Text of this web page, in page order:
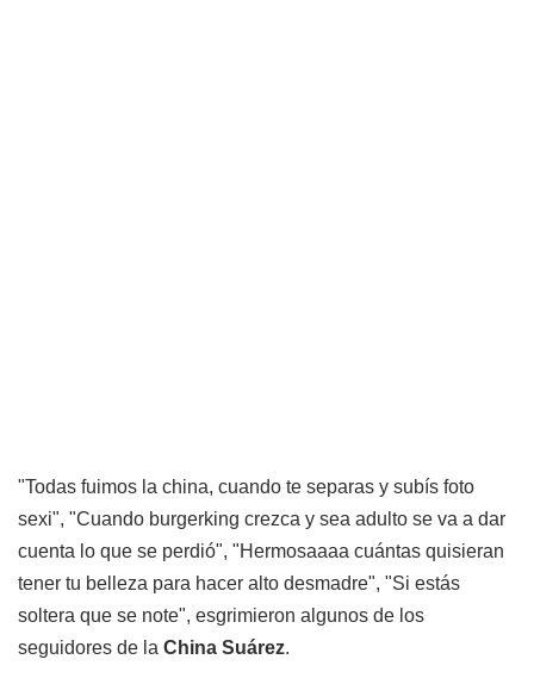
"Todas fuimos la china, cuando te separas y subís foto
sexi", "Cuando burgerking crezca y sea adulto se va a dar
cuenta lo que se perdió", "Hermosaaaa cuántas quisieran
tener tu belleza para hacer alto desmadre", "Si estás
soltera que se note", esgrimieron algunos de los
seguidores de la China Suárez.